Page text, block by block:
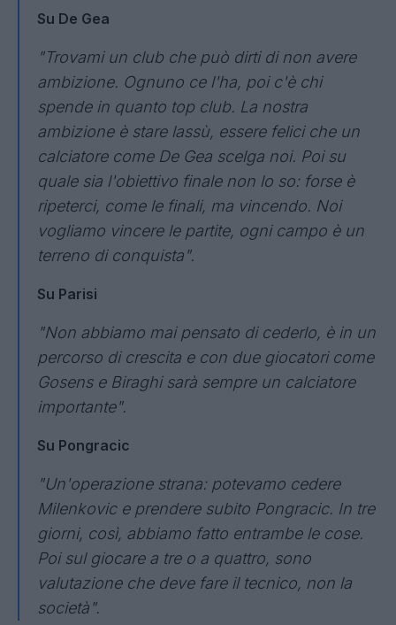
Su De Gea
"Trovami un club che può dirti di non avere
ambizione. Ognuno ce l'ha, poi c'è chi
spende in quanto top club. La nostra
ambizione è stare lassù, essere felici che un
calciatore come De Gea scelga noi. Poi su
quale sia l'obiettivo finale non lo so: forse è
ripeterci, come le finali, ma vincendo. Noi
vogliamo vincere le partite, ogni campo è un
terreno di conquista".
Su Parisi
"Non abbiamo mai pensato di cederlo, è in un
percorso di crescita e con due giocatori come
Gosens e Biraghi sarà sempre un calciatore
importante".
Su Pongracic
"Un'operazione strana: potevamo cedere
Milenkovic e prendere subito Pongracic. In tre
giorni, così, abbiamo fatto entrambe le cose.
Poi sul giocare a tre o a quattro, sono
valutazione che deve fare il tecnico, non la
società".